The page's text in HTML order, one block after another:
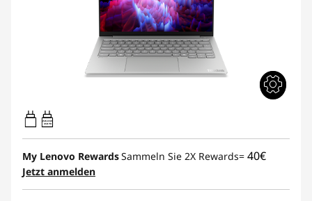
45W-65W
USB PD
My Lenovo RewardsSammeln Sie 2X Rewards= 40€
Jetzt anmelden